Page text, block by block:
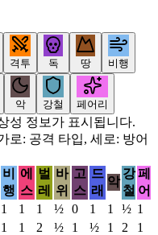
격투 독 땅 비행
악 강철 페어리
성 정보가 표시됩니다.
로: 공격 타입, 세로: 방어
비
행
에
스
벌
레
바
위
고
스
드
래
악
강
철
페
어
1 1 1 ½ 0 1 1 ½ 1
1 1 2 ½ 1 ½ 1 2
1